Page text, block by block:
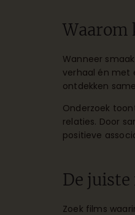
Waarom
Wanneer
verhaal én met
ontdekken
Onderzoek
relaties. Door
positieve
De
Zoek films